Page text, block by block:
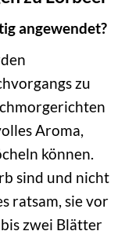
angewendet?
zu
Aroma,
können.
sind und nicht
ratsam, sie vor
zwei Blätter